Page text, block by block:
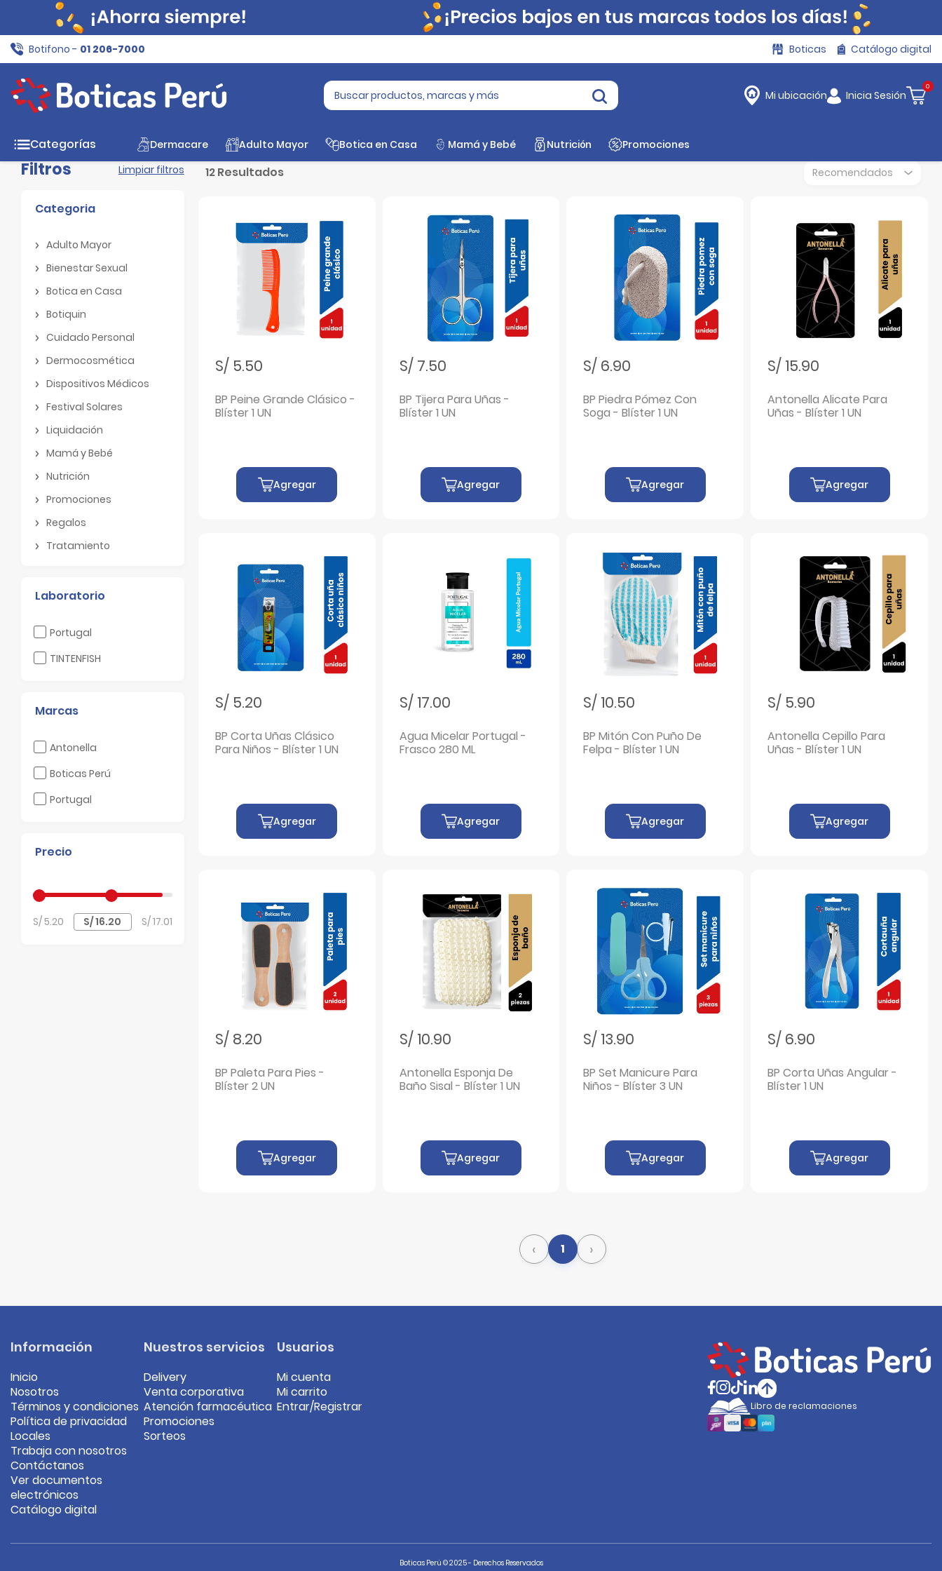
Botifono - 01 206-7000 Boticas Catálogo digital
Mi ubicación Inicia Sesión
0
Categorías Dermacare Adulto Mayor Botica en Casa Mamá y Bebé Nutrición Promociones
Filtros Limpiar filtros
Categoria
Adulto Mayor
Bienestar Sexual
Botica en Casa
Botiquin
Cuidado Personal
Dermocosmética
Dispositivos Médicos
Festival Solares
Liquidación
Mamá y Bebé
Nutrición
Promociones
Regalos
Tratamiento
Laboratorio
Portugal
Filtrar por Laboratorio: Portugal
TINTENFISH
Filtrar por Laboratorio: TINTENFISH
Marcas
Antonella
Filtrar por Marcas: Antonella
Boticas Perú
Filtrar por Marcas: Boticas Perú
Portugal
Filtrar por Marcas: Portugal
Precio
S/ 5.20 S/ 17.01
12 Resultados
S/ 5.50
BP Peine Grande Clásico -
Blíster 1 UN
Agregar
S/ 7.50
BP Tijera Para Uñas -
Blíster 1 UN
Agregar
S/ 6.90
BP Piedra Pómez Con
Soga - Blíster 1 UN
Agregar
S/ 15.90
Antonella Alicate Para
Uñas - Blíster 1 UN
Agregar
S/ 5.20
BP Corta Uñas Clásico
Para Niños - Blíster 1 UN
Agregar
S/ 17.00
Agua Micelar Portugal -
Frasco 280 ML
Agregar
S/ 10.50
BP Mitón Con Puño De
Felpa - Blíster 1 UN
Agregar
S/ 5.90
Antonella Cepillo Para
Uñas - Blíster 1 UN
Agregar
S/ 8.20
BP Paleta Para Pies -
Blíster 2 UN
Agregar
S/ 10.90
Antonella Esponja De
Baño Sisal - Blíster 1 UN
Agregar
S/ 13.90
BP Set Manicure Para
Niños - Blíster 3 UN
Agregar
S/ 6.90
BP Corta Uñas Angular -
Blíster 1 UN
Agregar
‹ 1 ›
Información
Inicio
Nosotros
Términos y condiciones
Política de privacidad
Locales
Trabaja con nosotros
Contáctanos
Ver documentos
electrónicos
Catálogo digital
Nuestros servicios
Delivery
Venta corporativa
Atención farmacéutica
Promociones
Sorteos
Usuarios
Mi cuenta
Mi carrito
Entrar/Registrar
Libro de reclamaciones
Boticas Perú © 2025 - Derechos Reservados